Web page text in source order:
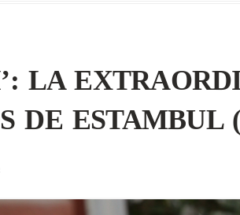
LA
DE ESTAMBUL